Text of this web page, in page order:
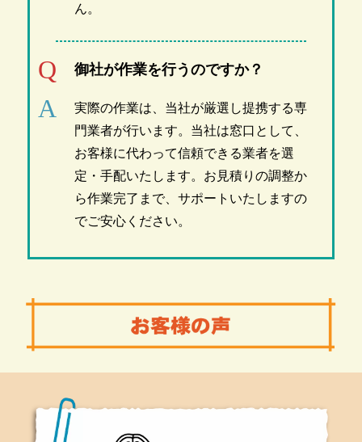
ん。
御社が作業を行うのですか？
実際の作業は、当社が厳選し提携する専
門業者が行います。当社は窓口として、
お客様に代わって信頼できる業者を選
定・手配いたします。お見積りの調整か
ら作業完了まで、サポートいたしますの
でご安心ください。